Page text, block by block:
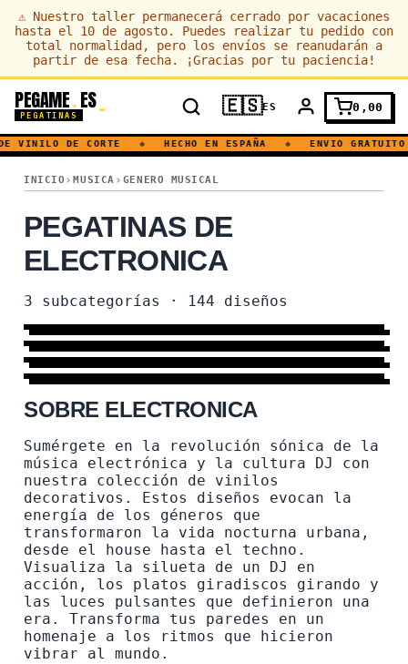
⚠ Nuestro taller permanecerá cerrado por vacaciones
hasta el 10 de agosto. Puedes realizar tu pedido con
total normalidad, pero los envíos se reanudarán a
partir de esa fecha. ¡Gracias por tu paciencia!
PEGAME. ES
PEGATINAS 🇪🇸ES 0,00
VINILO DE CORTE ◆ HECHO EN ESPAÑA ◆ ENVIO
INICIO MUSICA GENERO MUSICAL
ELECTRONICA
PEGATINAS DE
ELECTRONICA
3 subcategorías · 144 diseños
64 DISEÑOS→
DJ
119 DISEÑOS→
MÁS DISEÑOS
19 DISEÑOS→
SOBRE ELECTRONICA
Sumérgete en la revolución sónica de la
música electrónica y la cultura DJ con
nuestra colección de vinilos
decorativos. Estos diseños evocan la
energía de los géneros que
transformaron la vida nocturna urbana,
desde el house hasta el techno.
Visualiza la silueta de un DJ en
acción, los platos giradiscos girando y
las luces pulsantes que definieron una
era. Transforma tus paredes en un
homenaje a los ritmos que hicieron
vibrar al mundo.